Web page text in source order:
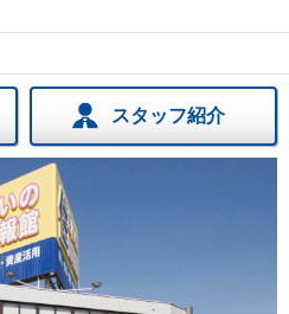
スタッフ紹介